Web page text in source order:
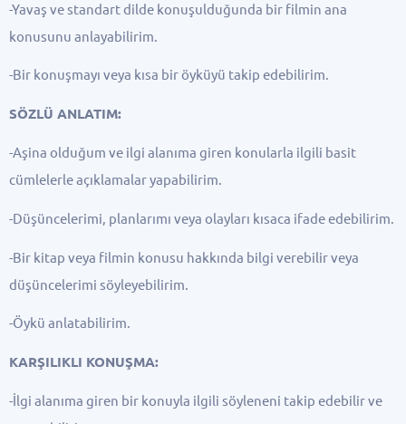
-Yavaş ve standart dilde konuşulduğunda bir filmin ana
konusunu anlayabilirim.
-Bir konuşmayı veya kısa bir öyküyü takip edebilirim.
SÖZLÜ ANLATIM:
-Aşina olduğum ve ilgi alanıma giren konularla ilgili basit
cümlelerle açıklamalar yapabilirim.
-Düşüncelerimi, planlarımı veya olayları kısaca ifade edebilirim.
-Bir kitap veya filmin konusu hakkında bilgi verebilir veya
düşüncelerimi söyleyebilirim.
-Öykü anlatabilirim.
KARŞILIKLI KONUŞMA:
-İlgi alanıma giren bir konuyla ilgili söyleneni takip edebilir ve